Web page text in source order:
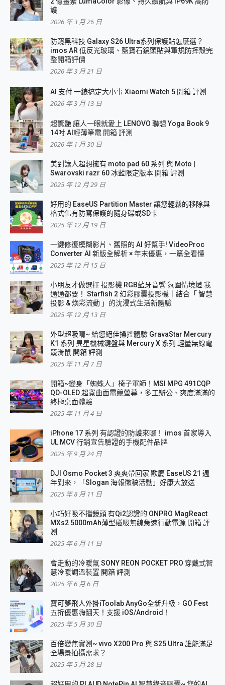
護
2026 年 3 月 26 日
防窺黑科技 Galaxy S26 Ultra系列保護貼怎麼選？
imos AR 低反光玻璃、藍寶石鏡頭貼與軍規防摔殼完
整開箱評價
2026 年 3 月 21 日
AI 支付 一錶搞定大小事 Xiaomi Watch 5 開箱 評測
2026 年 3 月 13 日
超驚艷 讓人一眼就愛上 LENOVO 聯想 Yoga Book 9
14吋 AI輕薄筆電 開箱 評測
2026 年 1 月 30 日
美到讓人超想擁有 moto pad 60 系列 與 Moto |
Swarovski razr 60 冰藍限定版本 開箱 評測
2025 年 12 月 29 日
好用的 EaseUS Partition Master 讓您輕鬆的移除與
格式化有防寫保護的隨身碟或SD卡
2025 年 12 月 19 日
一鍵修復模糊影片、舊照的 AI 好幫手! VideoProc
Converter AI 新版全解析 × 年末優惠，一篇全看懂
2025 年 12 月 15 日
小朋友才做選擇 投影機 RGB藍牙音響 氛圍情境燈 我
通通都要！ Starfish 2 幻彩膠囊投影機｜結合「 智慧
投影 & 煥彩流動 」的沈浸式生活新體驗
2025 年 12 月 13 日
外型超吸晴~ 給您絕佳操控體驗 GravaStar Mercury
K1 系列 異星機械鍵盤與 Mercury X 系列 輕量無線電
競滑鼠 開箱 評測
2025 年 11 月 7 日
開箱~變身「蜘蛛人」椅子軍師！MSI MPG 491CQP
QD-OLED 超寬曲面電競螢幕，多工辦公、爽度滿滿的
終極桌面體驗
2025 年 11 月 4 日
iPhone 17 系列 有認證的防護來囉！ imos 首家導入
UL MCV 行銷宣告驗證的手機配件品牌
2025 年 9 月 24 日
DJI Osmo Pocket 3 爽爽帶回家 歡慶 EaseUS 21 週
年到來，「Slogan 海報徵稿活動」好康大放送
2025 年 8 月 11 日
小巧好吸不擋鏡頭 有Qi2認證的 ONPRO MagReact
MXs2 5000mAh薄型磁吸無線急速行動電源 開箱 評
測
2025 年 6 月 11 日
會走動的冷暖氣 SONY REON POCKET PRO 穿戴式智
慧冷暖調溫裝置 開箱 評測
2025 年 6 月 6 日
寶可夢飛人外掛iToolab AnyGo全新升級，GO Fest
五折優惠嗨翻天！支援 iOS/Android！
2025 年 5 月 30 日
百倍變焦實測~ vivo X200 Pro 與 S25 Ultra 誰能滿足
全場景拍攝需求？
2025 年 5 月 28 日